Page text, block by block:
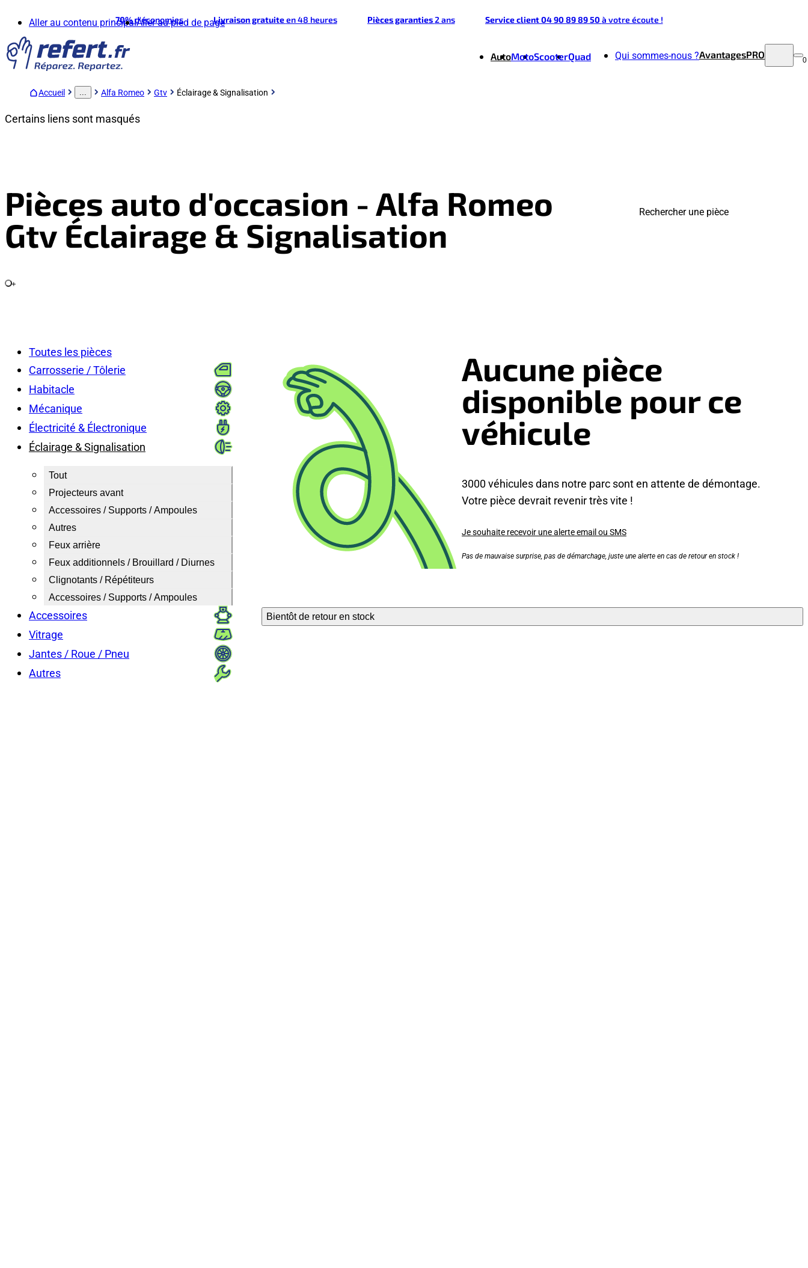
Aller au contenu principalAller au pied de page
70%d'économies Livraison gratuiteen 48 heures Pièces garanties2 ans Service client 04 90 89 89 50à votre écoute !
AutoMotoScooterQuad Qui sommes-nous ?AvantagesPRO 0
Accueil ... Alfa Romeo Gtv Éclairage & Signalisation
Certains liens sont masqués
Pièces auto d'occasion - Alfa Romeo
Gtv Éclairage & Signalisation
+
Rechercher une pièce
Toutes les pièces
Carrosserie / Tôlerie
Habitacle
Mécanique
Électricité & Électronique
Éclairage & Signalisation
Tout
Projecteurs avant
Accessoires / Supports / Ampoules
Autres
Feux arrière
Feux additionnels / Brouillard / Diurnes
Clignotants / Répétiteurs
Accessoires / Supports / Ampoules
Accessoires
Vitrage
Jantes / Roue / Pneu
Autres
Aucune pièce
disponible pour ce
véhicule
3000 véhicules dans notre parc sont en attente de démontage.
Votre pièce devrait revenir très vite !
Je souhaite recevoir une alerte email ou SMS
Pas de mauvaise surprise, pas de démarchage, juste une alerte en cas de retour en stock !
Bientôt de retour en stock